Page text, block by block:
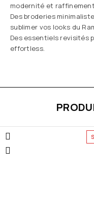
modernité et
Des broderies
sublimer vos looks du
Des essentiels revisités
effortless.